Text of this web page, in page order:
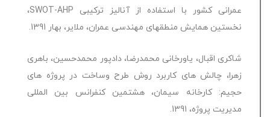
عمرانی کشور با استفاده از آنالیز ترکیبی SWOT-AHP،
نخستین همایش منطقه‏ای‏ مهندسی عمران، ملایر، بهار 1391.
شاکری اقبال، یاورخانی محمدرضا، دادپور محمدحسین، باهری
زهرا، چالش های کاربرد روش طرح وساخت در پروژه های
حجیم: كارخانه سيمان، هشتمین کنفرانس بین المللی
مدیریت پروژه، 1391.